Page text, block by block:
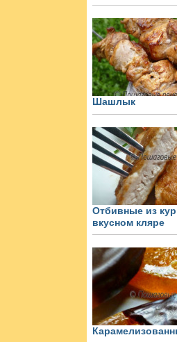
Шашлык
Отбивные из
вкусном кляре